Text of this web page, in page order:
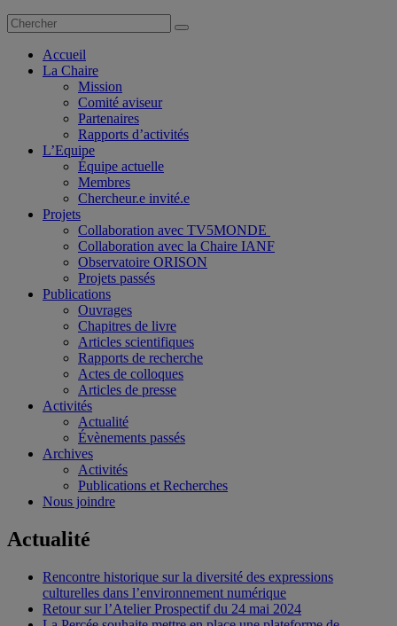
Accueil
La Chaire
Mission
Comité aviseur
Partenaires
Rapports d’activités
L’Equipe
Équipe actuelle
Membres
Chercheur.e invité.e
Projets
Collaboration avec TV5MONDE
Collaboration avec la Chaire IANF
Observatoire ORISON
Projets passés
Publications
Ouvrages
Chapitres de livre
Articles scientifiques
Rapports de recherche
Actes de colloques
Articles de presse
Activités
Actualité
Évènements passés
Archives
Activités
Publications et Recherches
Nous joindre
Actualité
Rencontre historique sur la diversité des expressions
culturelles dans l’environnement numérique
Retour sur l’Atelier Prospectif du 24 mai 2024